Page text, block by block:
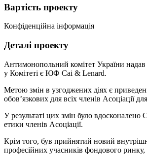
Вартість проекту
Конфіденційна інформація
Деталі проекту
Антимонопольний комітет України надав
у Комітеті є ЮФ Cai & Lenard.
Метою змін в узгоджених діях є
обов’язкових для всіх членів
У результаті цих змін було
етики членів Асоціації.
Крім того, був прийнятий новий
професійних учасників фондового ринку,